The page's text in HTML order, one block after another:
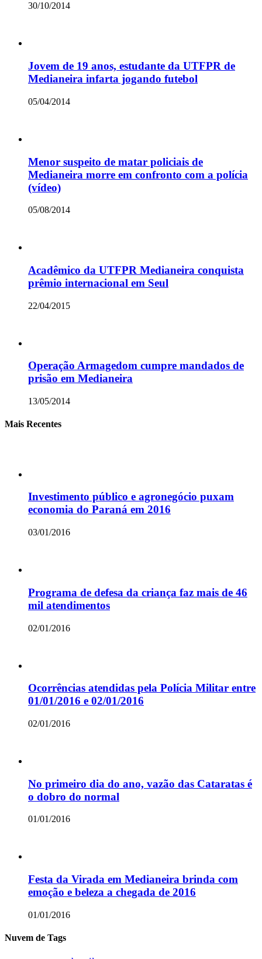
30/10/2014
Jovem de 19 anos, estudante da UTFPR de
Medianeira infarta jogando futebol
05/04/2014
Menor suspeito de matar policiais de
Medianeira morre em confronto com a polícia
(vídeo)
05/08/2014
Acadêmico da UTFPR Medianeira conquista
prêmio internacional em Seul
22/04/2015
Operação Armagedom cumpre mandados de
prisão em Medianeira
13/05/2014
Mais Recentes
Investimento público e agronegócio puxam
economia do Paraná em 2016
03/01/2016
Programa de defesa da criança faz mais de 46
mil atendimentos
02/01/2016
Ocorrências atendidas pela Polícia Militar entre
01/01/2016 e 02/01/2016
02/01/2016
No primeiro dia do ano, vazão das Cataratas é
o dobro do normal
01/01/2016
Festa da Virada em Medianeira brinda com
emoção e beleza a chegada de 2016
01/01/2016
Nuvem de Tags